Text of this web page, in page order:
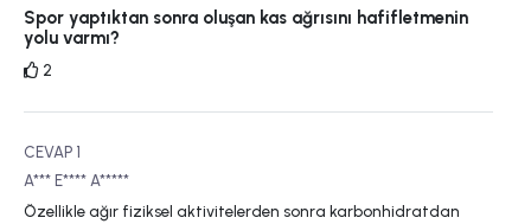
Spor yaptıktan sonra oluşan kas ağrısını hafifletmenin
yolu varmı?
2
CEVAP 1
A*** E**** A*****
Özellikle ağır fiziksel aktivitelerden sonra karbonhidratdan